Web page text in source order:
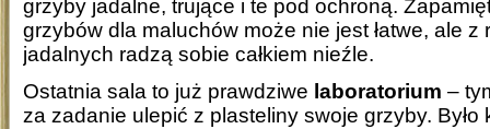
grzyby jadalne, trujące i te pod ochroną.
grzybów dla maluchów może nie jest łatwe, ale z
jadalnych radzą sobie całkiem nieźle.
Ostatnia sala to już prawdziwe laboratorium –
za zadanie ulepić z plasteliny swoje grzyby. Było